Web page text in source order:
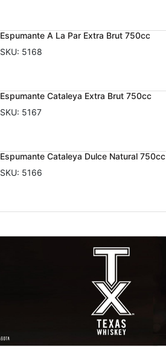
Espumante A La Par Extra Brut 750cc
SKU: 5168
Espumante Cataleya Extra Brut 750cc
SKU: 5167
Espumante Cataleya Dulce Natural 750cc
SKU: 5166